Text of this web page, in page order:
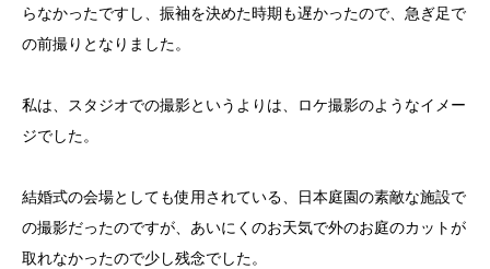
らなかったですし、振袖を決めた時期も遅かったので、急ぎ足で
の前撮りとなりました。
私は、スタジオでの撮影というよりは、ロケ撮影のようなイメー
ジでした。
結婚式の会場としても使用されている、日本庭園の素敵な施設で
の撮影だったのですが、あいにくのお天気で外のお庭のカットが
取れなかったので少し残念でした。